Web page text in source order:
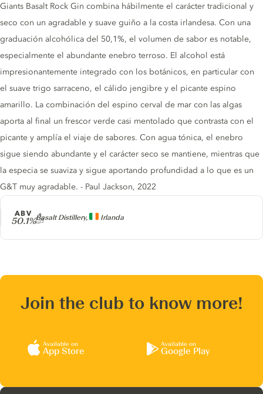
Producer
Basalt Distillery, Irlanda
ABV
50.1%
Gin description
Giants Basalt Rock Gin combina hábilmente el carácter tradicional y
seco con un agradable y suave guiño a la costa irlandesa. Con una
graduación alcohólica del 50,1%, el volumen de sabor es notable,
especialmente el abundante enebro terroso. El alcohol está
impresionantemente integrado con los botánicos, en particular con
el suave trigo sarraceno, el cálido jengibre y el picante espino
amarillo. La combinación del espino cerval de mar con las algas
aporta al final un frescor verde casi mentolado que contrasta con el
picante y amplía el viaje de sabores. Con agua tónica, el enebro
sigue siendo abundante y el carácter seco se mantiene, mientras que
la especia se suaviza y sigue aportando profundidad a lo que es un
G&T muy agradable. - Paul Jackson, 2022
Join the club to know more!
Available on
App Store
Available on
Google Play